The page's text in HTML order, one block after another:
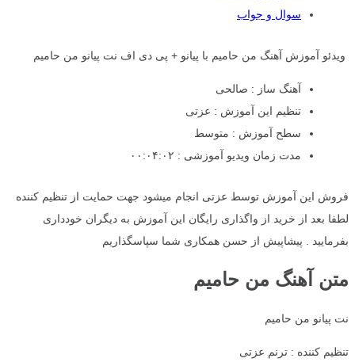
سوال و جواب
ویدئو آموزش آهنگ من حامیم با پیانو + پی دی اف نت پیانو من حامیم
آهنگ ساز : صالحی
تنظیم این آموزش : عزتی
سطح آموزش : متوسط
مدت زمان ویدیو آموزشی : ۰۰:۰۴:۰۲
فروش این آموزش توسط عزتی انجام میشود جهت حمایت از تنظیم کننده
لطفا بعد از خرید از واگذاری رایگان این آموزش به دیگران خودداری
بفرمایید . پیشاپیش از حسن همکاری شما سپاسگذاریم
متن آهنگ من حامیم
نت پیانو من حامیم
تنظیم کننده : ترنم عزتی